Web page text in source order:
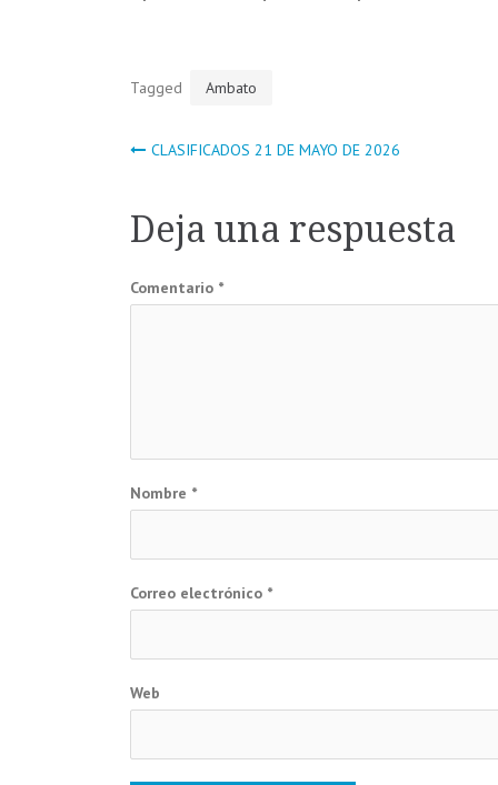
Tagged Ambato
Navegación
de
entradas
CLASIFICADOS 21 DE MAYO DE 2026
Deja una respuesta
Comentario *
Nombre *
Correo electrónico *
Web